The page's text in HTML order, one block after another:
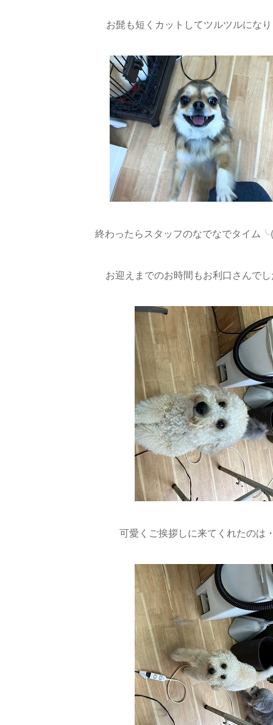
お髭も短くカットしてツルツルにな
終わったらスタッフのなでなでタイム
お迎えまでのお時間もお利口さんでし
可愛くご挨拶しに来てくれたのは